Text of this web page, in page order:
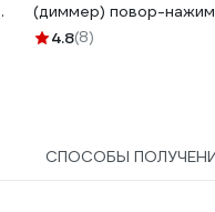
(диммер) повор-
LED, RC, 400Вт,
4.8(8)
СПОСОБЫ